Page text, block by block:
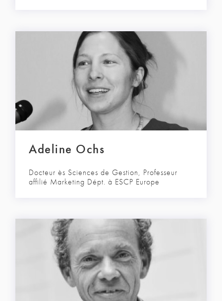
Adeline Ochs
Docteur ès Sciences de Gestion, Professeur
affilié Marketing Dépt. à ESCP Europe